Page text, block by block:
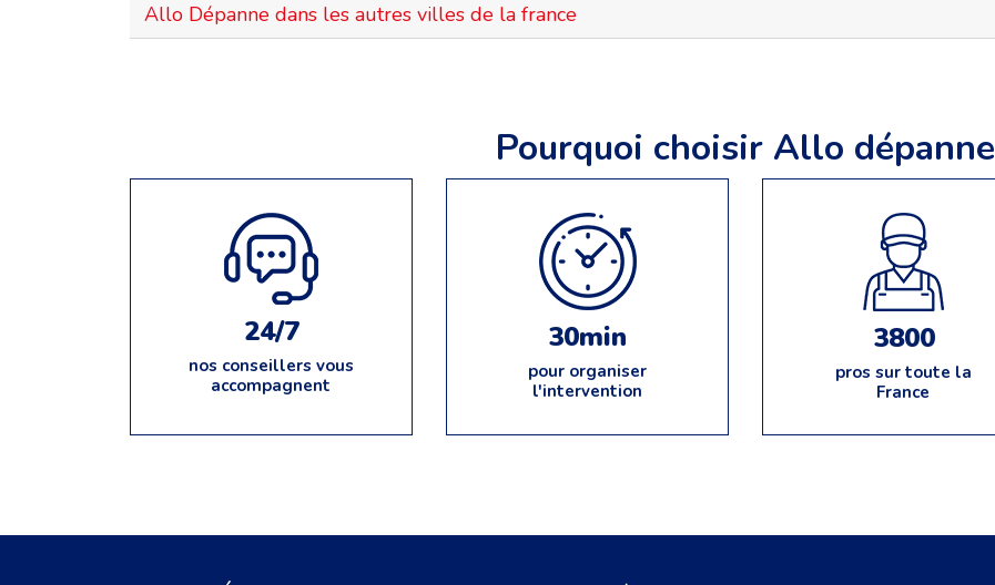
Allo Dépanne dans les autres villes de la france
Pourquoi choisir Allo dépanne
24/7
nos conseillers vous
accompagnent
30min
pour organiser
l'intervention
3800
pros sur toute la
France